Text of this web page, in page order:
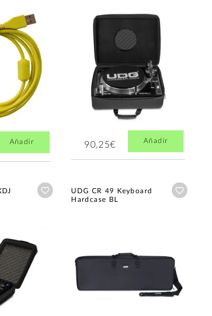
Añadir 90,25€ Añadir
Añadir a wishlist
UDG CR 49 Keyboard
Hardcase BL